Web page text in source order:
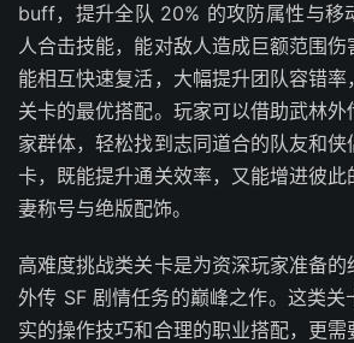
buff，提升全队 20% 的攻防属性与移
人合击技能，能对敌人造成巨额范围
能相互快速复活，大幅提升团队容错
关卡的最优搭配。玩家可以借助武林
家群体，轻松找到志同道合的队友和
卡，既能提升通关效率，又能增进彼
妻称号与绝版配饰。
高难度挑战类关卡是为资深玩家准备
外传 SF 剧情任务的巅峰之作。这类
实的操作技巧和合理的职业搭配，更